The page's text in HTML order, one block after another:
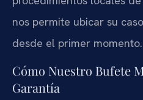
nos permite ubicar su
desde el primer momento.
Cómo Nuestro Bufete
Garantía